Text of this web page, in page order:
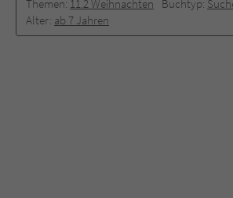
Themen: 11.2 Weihnachten Buchtyp:
Alter: ab 7 Jahren